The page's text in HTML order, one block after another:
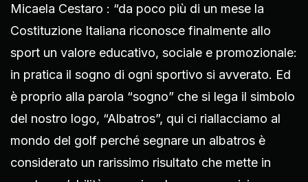
Micaela Cestaro : “da poco più di un mese la
Costituzione Italiana riconosce finalmente allo
sport un valore educativo, sociale e promozionale:
in pratica il sogno di ogni sportivo si avverato. Ed
è proprio alla parola “sogno” che si lega il simbolo
del nostro logo, “Albatros”, qui ci riallacciamo al
mondo del golf perché segnare un albatros è
considerato un rarissimo risultato che mette in